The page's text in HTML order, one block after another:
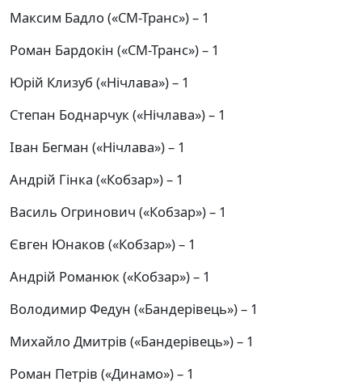
Максим Бадло («СМ-Транс») – 1
Роман Бардокін («СМ-Транс») – 1
Юрій Клизуб («Нічлава») – 1
Степан Боднарчук («Нічлава») – 1
Іван Бегман («Нічлава») – 1
Андрій Гінка («Кобзар») – 1
Василь Огринович («Кобзар») – 1
Євген Юнаков («Кобзар») – 1
Андрій Романюк («Кобзар») – 1
Володимир Федун («Бандерівець») – 1
Михайло Дмитрів («Бандерівець») – 1
Роман Петрів («Динамо») – 1